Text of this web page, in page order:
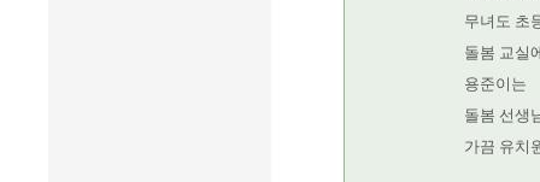
무녀도 초
돌봄 교실
용준이는
돌봄 선생
가끔 유치